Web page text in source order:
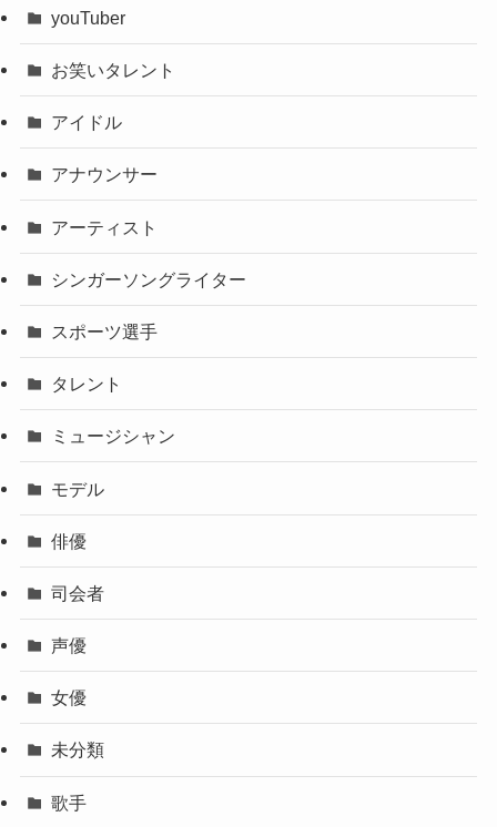
youTuber
お笑いタレント
アイドル
アナウンサー
アーティスト
シンガーソングライター
スポーツ選手
タレント
ミュージシャン
モデル
俳優
司会者
声優
女優
未分類
歌手